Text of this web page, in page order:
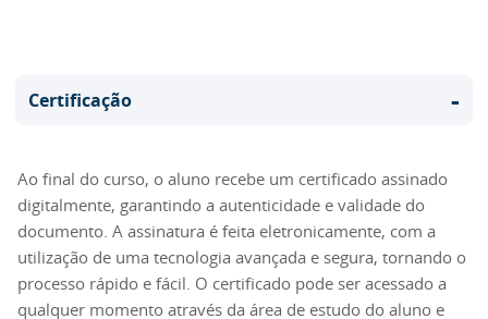
Certificação -
Ao final do curso, o aluno recebe um certificado assinado
digitalmente, garantindo a autenticidade e validade do
documento. A assinatura é feita eletronicamente, com a
utilização de uma tecnologia avançada e segura, tornando o
processo rápido e fácil. O certificado pode ser acessado a
qualquer momento através da área de estudo do aluno e